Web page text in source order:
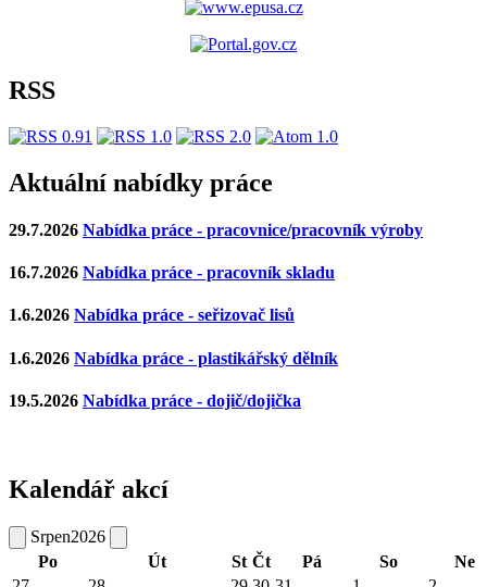
RSS
Aktuální nabídky práce
29.7.2026 Nabídka práce - pracovnice/pracovník výroby
16.7.2026 Nabídka práce - pracovník skladu
1.6.2026 Nabídka práce - seřizovač lisů
1.6.2026 Nabídka práce - plastikářský dělník
19.5.2026 Nabídka práce - dojič/dojička
Kalendář akcí
Srpen2026
Po
Út St Čt Pá So
Ne